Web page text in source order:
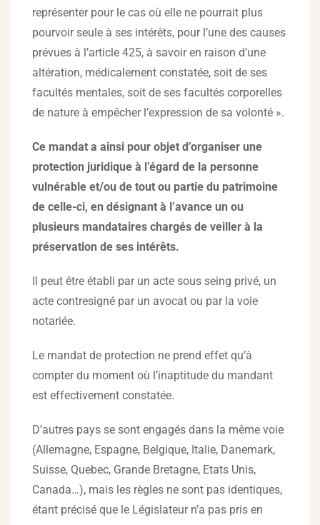
représenter pour le cas où elle ne pourrait plus
pourvoir seule à ses intérêts, pour l’une des causes
prévues à l’article 425, à savoir en raison d’une
altération, médicalement constatée, soit de ses
facultés mentales, soit de ses facultés corporelles
de nature à empêcher l’expression de sa volonté ».
Ce mandat a ainsi pour objet d’organiser une
protection juridique à l’égard de la personne
vulnérable et/ou de tout ou partie du patrimoine
de celle-ci, en désignant à l’avance un ou
plusieurs mandataires chargés de veiller à la
préservation de ses intérêts.
Il peut être établi par un acte sous seing privé, un
acte contresigné par un avocat ou par la voie
notariée.
Le mandat de protection ne prend effet qu’à
compter du moment où l’inaptitude du mandant
est effectivement constatée.
D’autres pays se sont engagés dans la même voie
(Allemagne, Espagne, Belgique, Italie, Danemark,
Suisse, Quebec, Grande Bretagne, Etats Unis,
Canada…), mais les règles ne sont pas identiques,
étant précisé que le Législateur n’a pas pris en